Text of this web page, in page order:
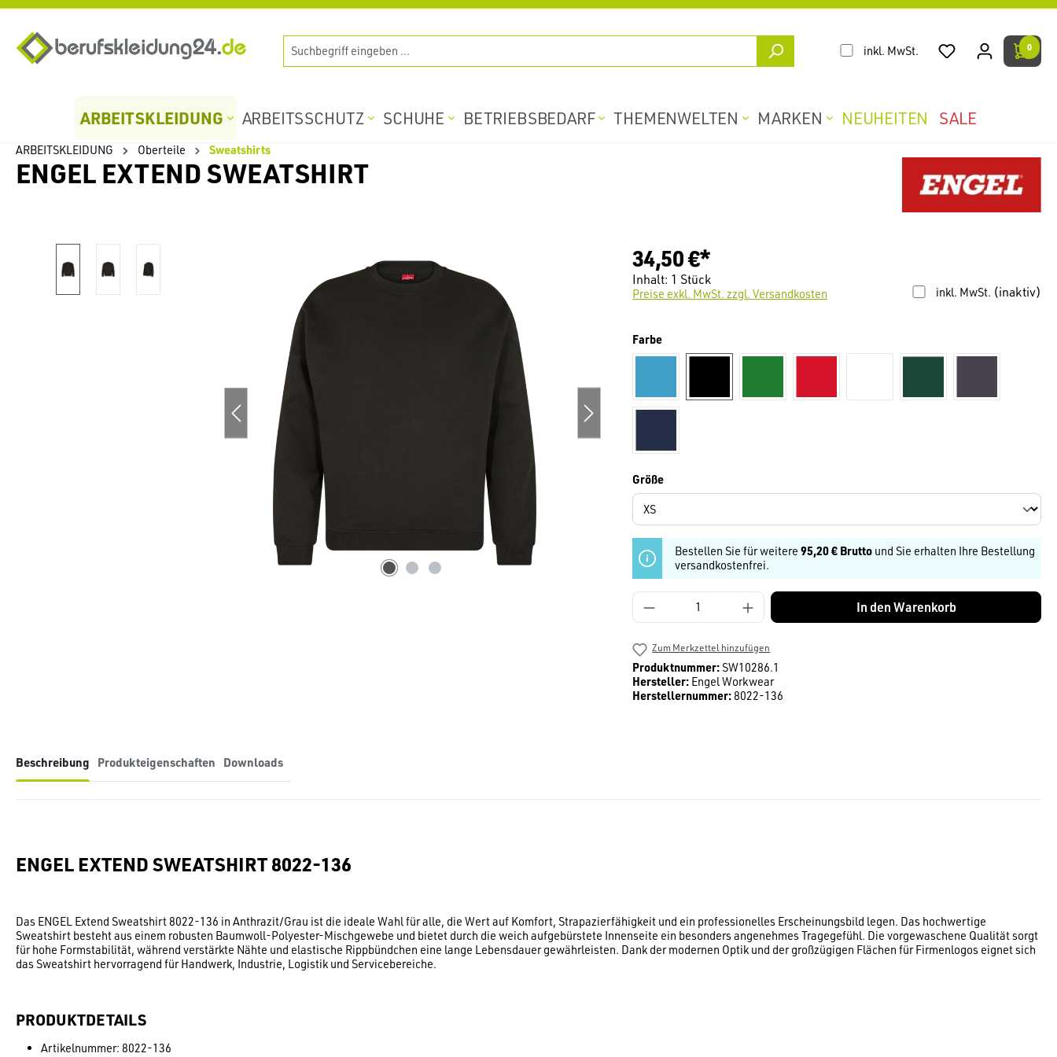
inkl. MwSt. 0
ARBEITSKLEIDUNG ARBEITSSCHUTZ SCHUHE BETRIEBSBEDARF THEMENWELTEN MARKEN NEUHEITEN SALE
ARBEITSKLEIDUNG Oberteile Sweatshirts
ENGEL EXTEND SWEATSHIRT
34,50 €*
Inhalt: 1 Stück
inkl. MwSt. (inaktiv)
Preise exkl. MwSt. zzgl. Versandkosten
Farbeauswählen
Größeauswählen
Bestellen Sie für weitere 95,20 € Brutto und Sie erhalten Ihre Bestellung
versandkostenfrei.
Produkt Anzahl: Gib den gewünschten Wert ein
In den Warenkorb
Zum Merkzettel hinzufügen
Produktnummer:SW10286.1
Hersteller: Engel Workwear
Herstellernummer: 8022-136
Beschreibung Produkteigenschaften Downloads
ENGEL EXTEND SWEATSHIRT 8022-136
Das ENGEL Extend Sweatshirt 8022-136 in Anthrazit/Grau ist die ideale Wahl für alle, die Wert auf Komfort, Strapazierfähigkeit und ein professionelles Erscheinungsbild legen. Das hochwertige
Sweatshirt besteht aus einem robusten Baumwoll-Polyester-Mischgewebe und bietet durch die weich aufgebürstete Innenseite ein besonders angenehmes Tragegefühl. Die vorgewaschene Qualität sorgt
für hohe Formstabilität, während verstärkte Nähte und elastische Rippbündchen eine lange Lebensdauer gewährleisten. Dank der modernen Optik und der großzügigen Flächen für Firmenlogos eignet sich
das Sweatshirt hervorragend für Handwerk, Industrie, Logistik und Servicebereiche.
PRODUKTDETAILS
Artikelnummer: 8022-136